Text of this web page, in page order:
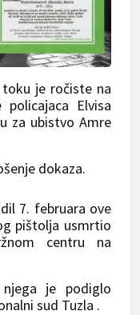
je ročiste na
Elvisa
za ubistvo Amre
dokaza.
7. februara ove
pištolja usmrtio
centru na
je podiglo
sud Tuzla .